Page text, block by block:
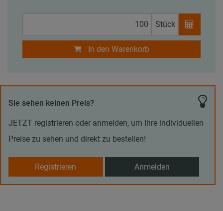
Stück
In den Warenkorb
Sie sehen keinen Preis?
JETZT registrieren oder anmelden, um Ihre individuellen
Preise zu sehen und direkt zu bestellen!
Registrieren Anmelden